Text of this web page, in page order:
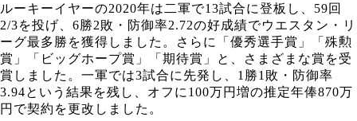
ルーキーイヤーの2020年は二軍で13試合に登板し、59回
2/3を投げ、6勝2敗・防御率2.72の好成績でウエスタン・リ
ーグ最多勝を獲得しました。さらに「優秀選手賞」「殊勲
賞」「ビッグホープ賞」「期待賞」と、さまざまな賞を受
賞しました。一軍では3試合に先発し、1勝1敗・防御率
3.94という結果を残し、オフに100万円増の推定年俸870万
円で契約を更改しました。